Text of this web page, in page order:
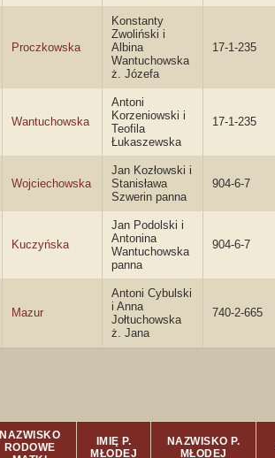
Proczkowska
Konstanty
Zwoliński i
Albina
Wantuchowska
ż. Józefa
17-1-235
Wantuchowska
Antoni
Korzeniowski i
Teofila
Łukaszewska
17-1-235
Wojciechowska
Jan Kozłowski i
Stanisława
Szwerin panna
904-6-7
Kuczyńska
Jan Podolski i
Antonina
Wantuchowska
panna
904-6-7
Mazur
Antoni Cybulski
i Anna
Jołtuchowska
ż. Jana
740-2-665
NAZWISKO
RODOWE
IMIĘ P.
MŁODEJ
NAZWISKO P.
MŁODEJ